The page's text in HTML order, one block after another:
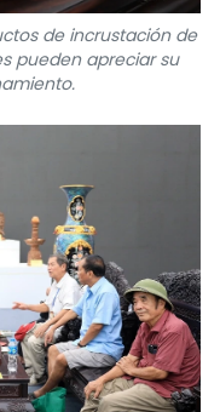
de incrustación de
pueden apreciar su